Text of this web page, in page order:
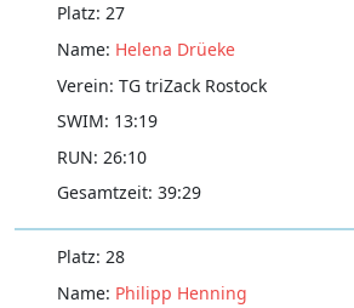
27
Helena Drüeke
TG triZack Rostock
13:19
26:10
39:29
28
Philipp Henning